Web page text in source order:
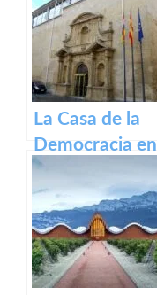
Logroño
La Casa de la
Democracia en
Logroño: El
Parlamento de
La Rioja